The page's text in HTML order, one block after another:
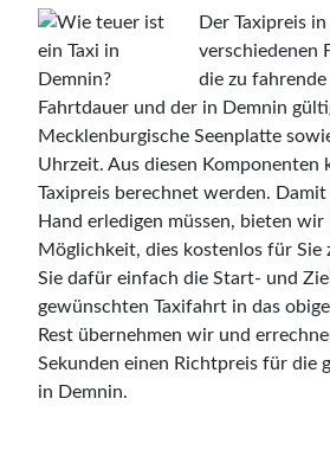
Der Taxipreis
verschiedenen
die zu
Fahrtdauer und der in Demnin
Mecklenburgische Seenplatte
Uhrzeit. Aus diesen Komponenten
Taxipreis berechnet werden.
Hand erledigen müssen, bieten wir
Möglichkeit, dies kostenlos für Sie
Sie dafür einfach die Start- und
gewünschten Taxifahrt in das
Rest übernehmen wir und
Sekunden einen Richtpreis für die
in Demnin.